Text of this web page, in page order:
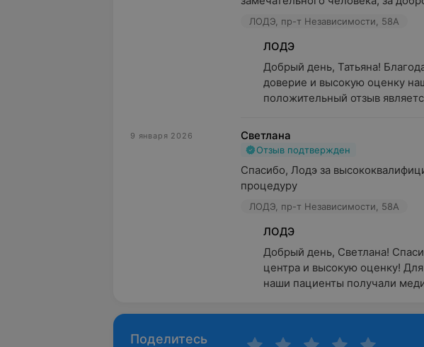
ЛОДЭ, пр-т Независимости, 58А
ЛОДЭ
Добрый день, Татьяна!
доверие и высокую оценку
положительный отзыв
9 января 2026 Светлана
Отзыв подтвержден
Спасибо, Лодэ за
процедуру
ЛОДЭ, пр-т Независимости, 58А
ЛОДЭ
Добрый день, Светлана!
центра и высокую оценку!
наши пациенты получали
Поделитесь